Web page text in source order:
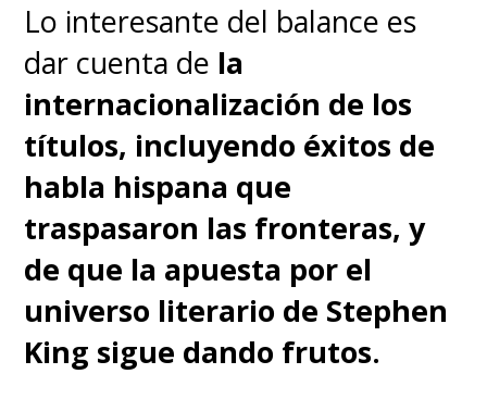
"Escuchamos a miles. (La
búsqueda) duró seis meses.
Se extendió muchísimo. Llegó
tan lejos que nos planteamos
crear una campaña mundial,
aunque sabíamos que acabaría
siendo una broma. Sentimos
que teníamos que llegar muy
Lo interesante del balance es
dar cuenta de la
internacionalización de los
títulos, incluyendo éxitos de
habla hispana que
traspasaron las fronteras, y
de que la apuesta por el
universo literario de Stephen
King sigue dando frutos.